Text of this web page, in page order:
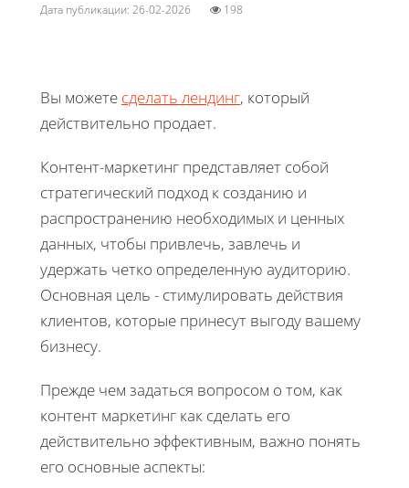
Дата публикации: 26-02-2026 198
Вы можете сделать лендинг, который
действительно продает.
Контент-маркетинг представляет собой
стратегический подход к созданию и
распространению необходимых и ценных
данных, чтобы привлечь, завлечь и
удержать четко определенную аудиторию.
Основная цель - стимулировать действия
клиентов, которые принесут выгоду вашему
бизнесу.
Прежде чем задаться вопросом о том, как
контент маркетинг как сделать его
действительно эффективным, важно понять
его основные аспекты: